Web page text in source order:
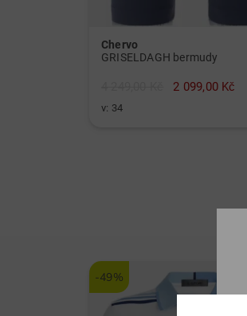
Chervo
GRISELDAGH bermudy
2 099,00 Kč
v: 34
-49%